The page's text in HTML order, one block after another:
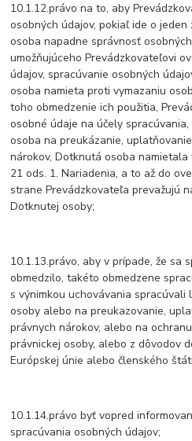
10.1.12.právo na to, aby
osobných údajov, pokiaľ ide o
osoba napadne správnosť
umožňujúceho Prevádzkovateľovi
údajov, spracúvanie osobných
osoba namieta proti vymazaniu
toho obmedzenie ich použitia,
osobné údaje na účely
osoba na preukázanie,
nárokov, Dotknutá osoba
21 ods. 1. Nariadenia, a to až do
strane Prevádzkovateľa prevažujú
Dotknutej osoby;
10.1.13.právo, aby v prípade, že sa
obmedzilo, takéto obmedzene
s výnimkou uchovávania
osoby alebo na preukazovanie,
právnych nárokov, alebo na
právnickej osoby, alebo z dôvodov
Európskej únie alebo členského
10.1.14.právo byť vopred
spracúvania osobných údajov;